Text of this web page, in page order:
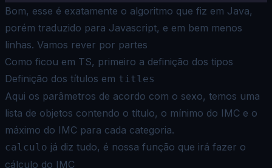
Bom, esse é exatamente o algoritmo que fiz em Java,
porém traduzido para Javascript, e em bem menos
linhas. Vamos rever por partes
Como ficou em TS, primeiro a definição dos tipos
Definição dos títulos em titles
Aqui os parâmetros de acordo com o sexo, temos uma
lista de objetos contendo o título, o mínimo do IMC e o
máximo do IMC para cada categoria.
calculo já diz tudo, é nossa função que irá fazer o
cálculo do IMC